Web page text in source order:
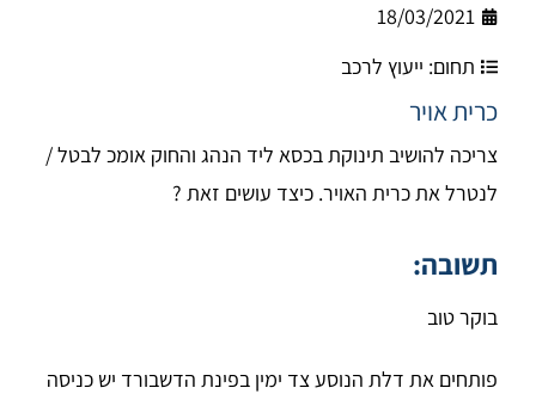
18/03/2021
תחום: ייעוץ לרכב
כרית אויר
צריכה להושיב תינוקת בכסא ליד הנהג והחוק אומכ לבטל /
לנטרל את כרית האויר. כיצד עושים זאת ?
תשובה:
בוקר טוב
פותחים את דלת הנוסע צד ימין בפינת הדשבורד יש כניסה